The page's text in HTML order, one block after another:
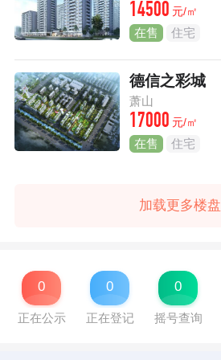
14500 元/㎡
在售 住宅
德信之彩城
萧山
17000 元/㎡
在售 住宅
加载更多楼盘
0
正在公示
0
正在登记
0
摇号查询